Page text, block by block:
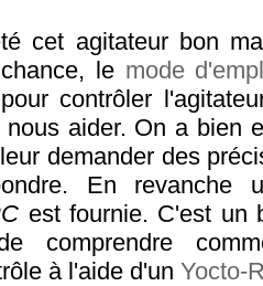
cet agitateur bon
le mode
contrôler
aider. On a bien
demander des
En revanche
est fournie. C'est un
comprendre
à l'aide d'un Yocto-